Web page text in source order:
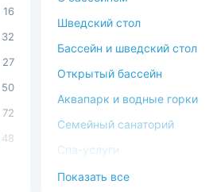
16
32
27
50
72
48
Шведский стол
Бассейн и шведский стол
Открытый бассейн
Аквапарк и водные горки
Семейный санаторий
Спа-услуги
В окружении леса
Показать все